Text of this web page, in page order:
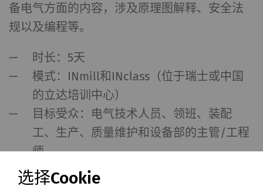
备电气方面的内容，涉及原理图解释、安全法
规以及编程等。
时长：5天
模式：INmill和INclass（位于瑞士或中国
的立达培训中心）
目标受众：电气技术人员、领班、装配
工、生产、质量维护和设备部的主管/工程
师
参与人数：最多10人
选择Cookie